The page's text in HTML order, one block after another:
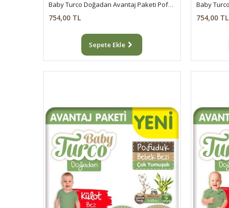
Baby Turco Doğadan Avantaj Paketi Pofuduk Bebek Bezi 4 Numara Maxi 100 Adet
754,00 TL
Sepete Ekle
754,00 TL